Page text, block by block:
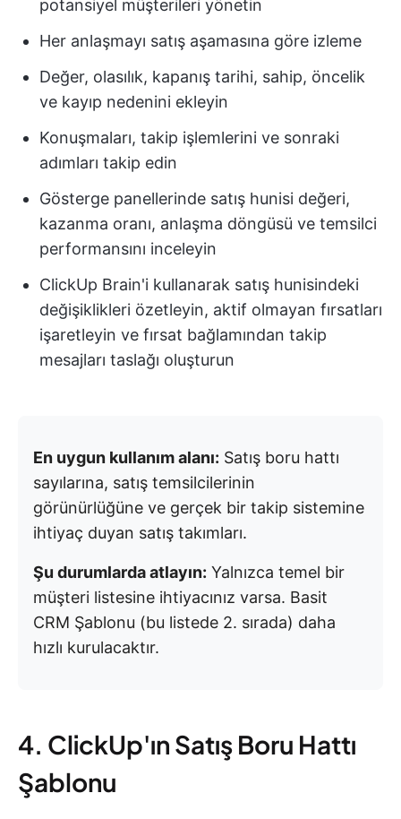
potansiyel müşterileri yönetin
Her anlaşmayı satış aşamasına göre izleme
Değer, olasılık, kapanış tarihi, sahip, öncelik
ve kayıp nedenini ekleyin
Konuşmaları, takip işlemlerini ve sonraki
adımları takip edin
Gösterge panellerinde satış hunisi değeri,
kazanma oranı, anlaşma döngüsü ve temsilci
performansını inceleyin
ClickUp Brain'i kullanarak satış hunisindeki
değişiklikleri özetleyin, aktif olmayan fırsatları
işaretleyin ve fırsat bağlamından takip
mesajları taslağı oluşturun
En uygun kullanım alanı: Satış boru hattı
sayılarına, satış temsilcilerinin
görünürlüğüne ve gerçek bir takip sistemine
ihtiyaç duyan satış takımları.
Şu durumlarda atlayın: Yalnızca temel bir
müşteri listesine ihtiyacınız varsa. Basit
CRM Şablonu (bu listede 2. sırada) daha
hızlı kurulacaktır.
4. ClickUp'ın Satış Boru Hattı
Şablonu